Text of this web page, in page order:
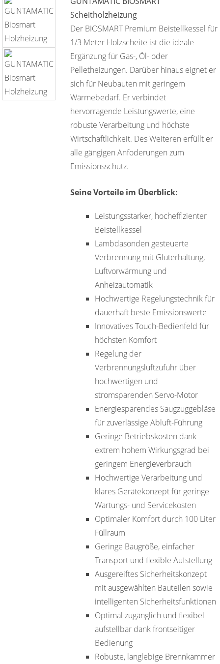
Scheitholzheizung
Der BIOSMART Premium Beistellkessel für
1/3 Meter Holzscheite ist die ideale
Ergänzung für Gas-, Öl- oder
Pelletheizungen. Darüber hinaus eignet er
sich für Neubauten mit geringem
Wärmebedarf. Er verbindet
hervorragende Leistungswerte, eine
robuste Verarbeitung und höchste
Wirtschaftlichkeit. Des Weiteren erfüllt er
alle gängigen Anfoderungen zum
Emissionsschutz.
Seine Vorteile im Überblick:
Leistungsstarker, hocheffizienter
Beistellkessel
Lambdasonden gesteuerte
Verbrennung mit Gluterhaltung,
Luftvorwärmung und
Anheizautomatik
Hochwertige Regelungstechnik für
dauerhaft beste Emissionswerte
Innovatives Touch-Bedienfeld für
höchsten Komfort
Regelung der
Verbrennungsluftzufuhr über
hochwertigen und
stromsparenden Servo-Motor
Energiesparendes Saugzuggebläse
für zuverlässige Abluft-Führung
Geringe Betriebskosten dank
extrem hohem Wirkungsgrad bei
geringem Energieverbrauch
Hochwertige Verarbeitung und
klares Gerätekonzept für geringe
Wartungs- und Servicekosten
Optimaler Komfort durch 100 Liter
Füllraum
Geringe Baugröße, einfacher
Transport und flexible Aufstellung
Ausgereiftes Sicherheitskonzept
mit ausgewählten Bauteilen sowie
intelligenten Sicherheitsfunktionen
Optimal zugänglich und flexibel
aufstellbar dank frontseitiger
Bedienung
Robuste, langlebige Brennkammer